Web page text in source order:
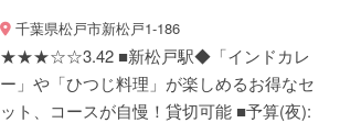
千葉県松戸市新松戸1-186
★★★☆☆3.42 ■新松戸駅◆「インドカレ
ー」や「ひつじ料理」が楽しめるお得なセ
ット、コースが自慢！貸切可能 ■予算(夜):